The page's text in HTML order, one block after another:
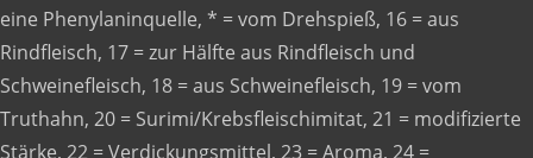
eine Phenylaninquelle, * = vom Drehspieß, 16 = aus
Rindfleisch, 17 = zur Hälfte aus Rindfleisch und
Schweinefleisch, 18 = aus Schweinefleisch, 19 = vom
Truthahn, 20 = Surimi/Krebsfleischimitat, 21 = modifizierte
Stärke, 22 = Verdickungsmittel, 23 = Aroma, 24 =